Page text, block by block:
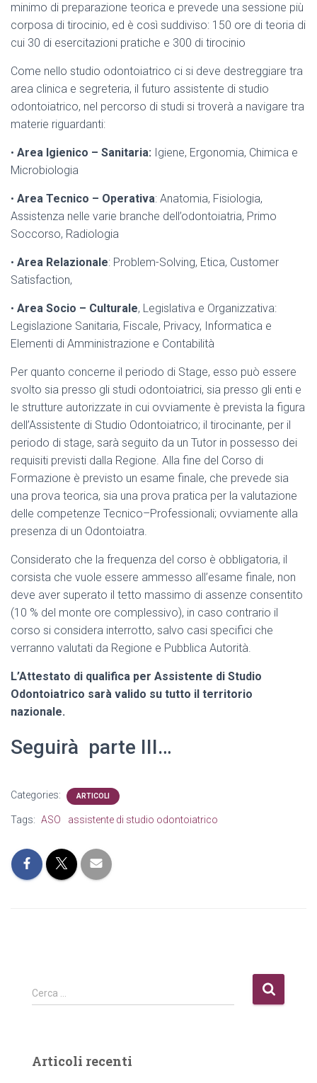
minimo di preparazione teorica e prevede una sessione più
corposa di tirocinio, ed è così suddiviso: 150 ore di teoria di
cui 30 di esercitazioni pratiche e 300 di tirocinio
Come nello studio odontoiatrico ci si deve destreggiare tra
area clinica e segreteria, il futuro assistente di studio
odontoiatrico, nel percorso di studi si troverà a navigare tra
materie riguardanti:
• Area Igienico – Sanitaria: Igiene, Ergonomia, Chimica e
Microbiologia
• Area Tecnico – Operativa: Anatomia, Fisiologia,
Assistenza nelle varie branche dell’odontoiatria, Primo
Soccorso, Radiologia
• Area Relazionale: Problem-Solving, Etica, Customer
Satisfaction,
• Area Socio – Culturale, Legislativa e Organizzativa:
Legislazione Sanitaria, Fiscale, Privacy, Informatica e
Elementi di Amministrazione e Contabilità
Per quanto concerne il periodo di Stage, esso può essere
svolto sia presso gli studi odontoiatrici, sia presso gli enti e
le strutture autorizzate in cui ovviamente è prevista la figura
dell’Assistente di Studio Odontoiatrico; il tirocinante, per il
periodo di stage, sarà seguito da un Tutor in possesso dei
requisiti previsti dalla Regione. Alla fine del Corso di
Formazione è previsto un esame finale, che prevede sia
una prova teorica, sia una prova pratica per la valutazione
delle competenze Tecnico–Professionali; ovviamente alla
presenza di un Odontoiatra.
Considerato che la frequenza del corso è obbligatoria, il
corsista che vuole essere ammesso all’esame finale, non
deve aver superato il tetto massimo di assenze consentito
(10 % del monte ore complessivo), in caso contrario il
corso si considera interrotto, salvo casi specifici che
verranno valutati da Regione e Pubblica Autorità.
L’Attestato di qualifica per Assistente di Studio
Odontoiatrico sarà valido su tutto il territorio
nazionale.
Seguirà parte III…
Categories: ARTICOLI
Tags: ASO assistente di studio odontoiatrico
R
i
c
Cerca …
Articoli recenti